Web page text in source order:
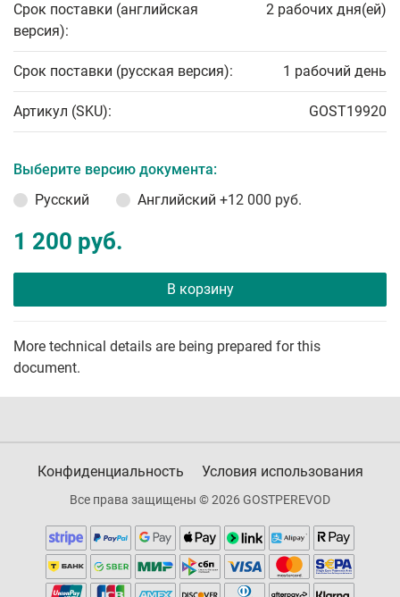
Срок поставки (английская
версия):
2 рабочих дня(ей)
Срок поставки (русская версия): 1 рабочий день
Артикул (SKU): GOST19920
Выберите версию документа:
Русский
Английский +12 000 руб.
1 200 руб.
В корзину
More technical details are being prepared for this
document.
Конфиденциальность Условия использования
Все права защищены © 2026 GOSTPEREVOD